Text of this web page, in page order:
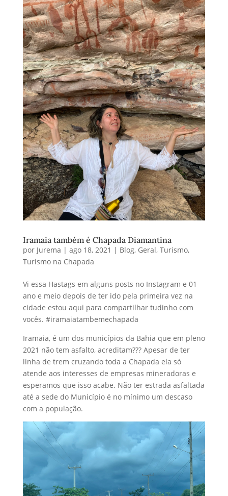
Iramaia também é Chapada Diamantina
por Jurema | ago 18, 2021 | Blog, Geral, Turismo,
Turismo na Chapada
Vi essa Hastags em alguns posts no Instagram e 01
ano e meio depois de ter ido pela primeira vez na
cidade estou aqui para compartilhar tudinho com
vocês. #iramaiatambemechapada
Iramaia, é um dos municípios da Bahia que em pleno
2021 não tem asfalto, acreditam??? Apesar de ter
linha de trem cruzando toda a Chapada ela só
atende aos interesses de empresas mineradoras e
esperamos que isso acabe. Não ter estrada asfaltada
até a sede do Município é no mínimo um descaso
com a população.